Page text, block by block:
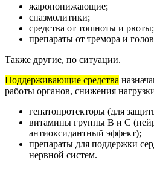
жаропонижающие;
спазмолитики;
средства от тошноты и рвоты;
препараты от тремора и
Также другие, по ситуации.
Поддерживающие средства
работы органов, снижения
гепатопротекторы (для
витамины группы B и C
антиоксидантный эффект);
препараты для поддержки
нервной систем.